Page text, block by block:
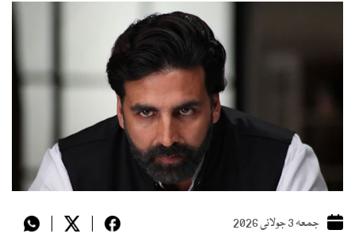
جمعہ 3 جولائی 2026